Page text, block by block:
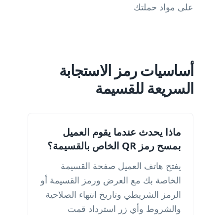
على مواد حملتك
أساسيات رمز الاستجابة
السريعة للقسيمة
ماذا يحدث عندما يقوم العميل
بمسح رمز QR الخاص بالقسيمة؟
يفتح هاتف العميل صفحة القسيمة
الخاصة بك مع العرض ورمز القسيمة أو
الرمز الشريطي وتاريخ انتهاء الصلاحية
والشروط وأي زر استرداد قمت